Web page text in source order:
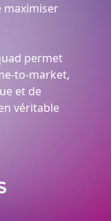
maximiser
permet
to-market,
et de
véritable